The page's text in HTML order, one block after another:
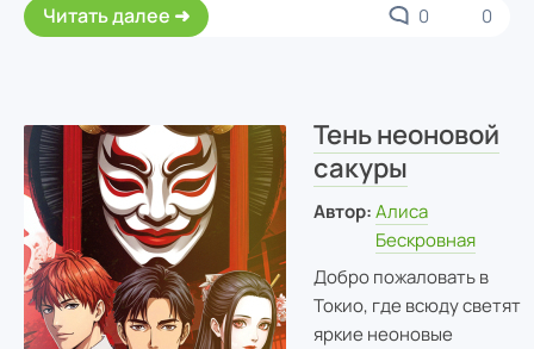
Читать далее 0 0
Тень неоновой
сакуры
Автор: Алиса
Бескровная
Добро пожаловать в
Токио, где всюду светят
яркие неоновые